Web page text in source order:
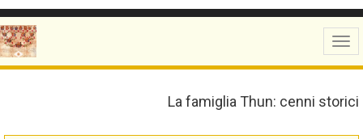
La famiglia Thun: cenni storici